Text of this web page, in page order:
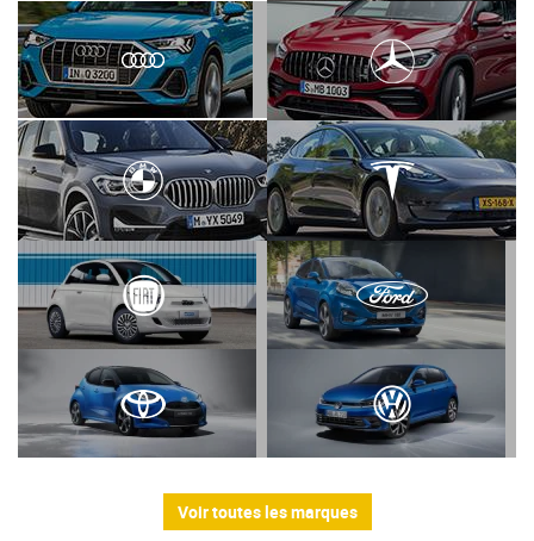
Voir toutes les marques